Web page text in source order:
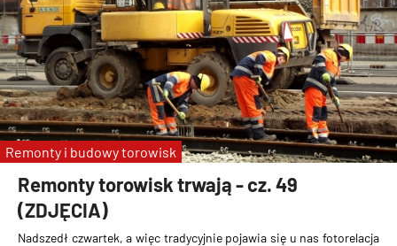
Remonty torowisk trwają - cz. 49
(ZDJĘCIA)
Nadszedł czwartek, a więc tradycyjnie pojawia się u nas fotorelacja
Remonty i budowy torowisk